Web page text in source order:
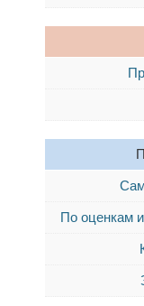
По оценкам